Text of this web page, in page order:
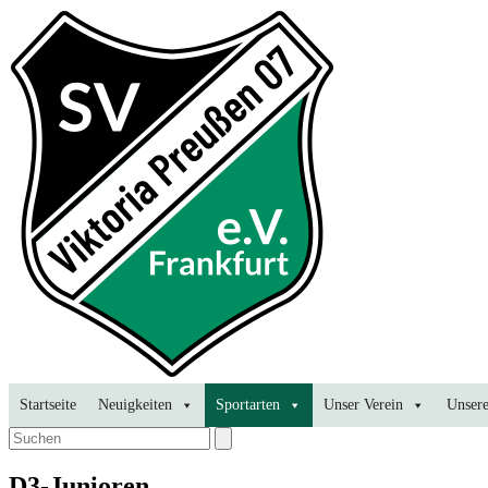
Startseite Neuigkeiten Sportarten Unser Verein